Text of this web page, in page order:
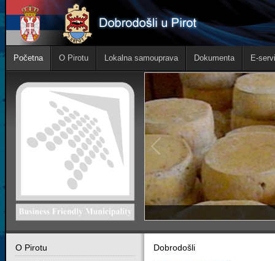
Početna O Pirotu Lokalna samouprava Dokumenta E-
Dobrodošli
O Pirotu